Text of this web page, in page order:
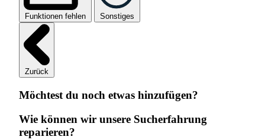
Funktionen fehlen Sonstiges
Zurück
Möchtest du noch etwas hinzufügen?
Wie können wir unsere Sucherfahrung
reparieren?